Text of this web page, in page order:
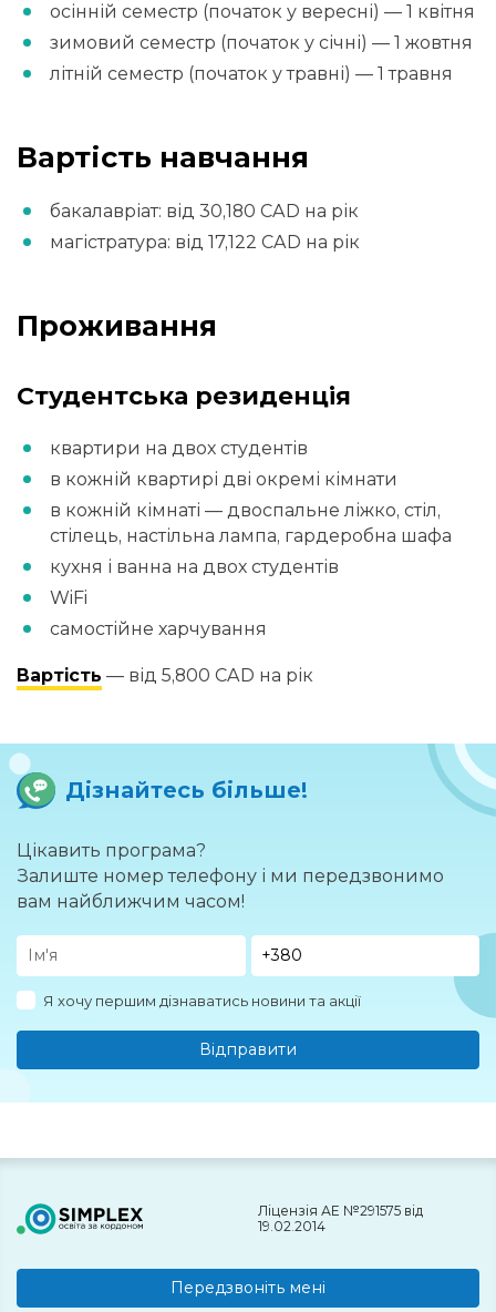
осінній семестр (початок у вересні) — 1 квітня
зимовий семестр (початок у січні) — 1 жовтня
літній семестр (початок у травні) — 1 травня
Вартість навчання
бакалавріат: від 30,180 CAD на рік
магістратура: від 17,122 CAD на рік
Проживання
Студентська резиденція
квартири на двох студентів
в кожній квартирі дві окремі кімнати
в кожній кімнаті — двоспальне ліжко, стіл,
стілець, настільна лампа, гардеробна шафа
кухня і ванна на двох студентів
WiFi
самостійне харчування
Вартість — від 5,800 CAD на рік
Дізнайтесь більше!
Цікавить програма?
Залиште номер телефону і ми передзвонимо
вам найближчим часом!
Я хочу першим дізнаватись новини та акції
Відправити
Ліцензія АЕ №291575 від
19.02.2014
Передзвоніть мені